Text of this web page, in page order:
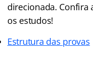
direcionada. Confira
os estudos!
Estrutura das provas